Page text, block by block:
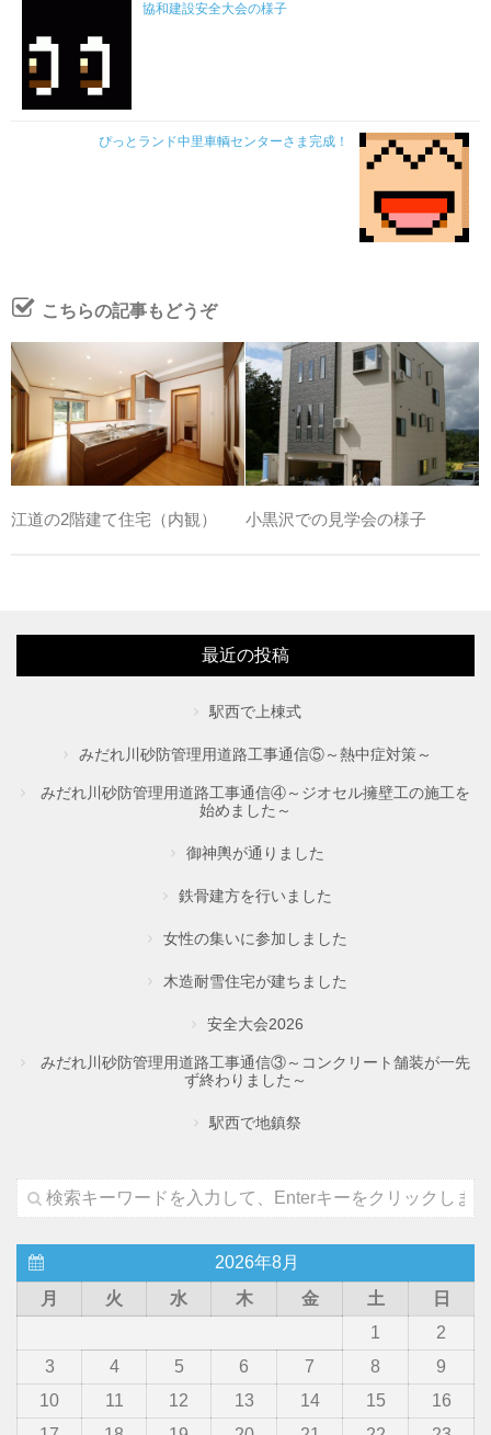
協和建設安全大会の様子
ぴっとランド中里車輌センターさま完成！
こちらの記事もどうぞ
江道の2階建て住宅（内観） 小黒沢での見学会の様子
最近の投稿
駅西で上棟式
みだれ川砂防管理用道路工事通信⑤～熱中症対策～
みだれ川砂防管理用道路工事通信④～ジオセル擁壁工の施工を
始めました～
御神輿が通りました
鉄骨建方を行いました
女性の集いに参加しました
木造耐雪住宅が建ちました
安全大会2026
みだれ川砂防管理用道路工事通信③～コンクリート舗装が一先
ず終わりました～
駅西で地鎮祭
2026年8月
月
火 水 木 金 土
日
1
2
3
4 5 6 7 8
9
10
11 12 13 14 15
16